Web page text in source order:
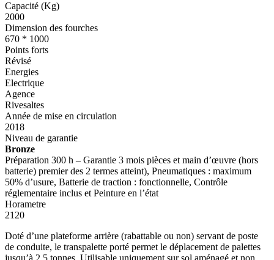
Capacité (Kg)
2000
Dimension des fourches
670 * 1000
Points forts
Révisé
Energies
Electrique
Agence
Rivesaltes
Année de mise en circulation
2018
Niveau de garantie
Bronze
Préparation 300 h – Garantie 3 mois pièces et main d’œuvre (hors
batterie) premier des 2 termes atteint), Pneumatiques : maximum
50% d’usure, Batterie de traction : fonctionnelle, Contrôle
réglementaire inclus et Peinture en l’état
Horametre
2120
Doté d’une plateforme arrière (rabattable ou non) servant de poste
de conduite, le transpalette porté permet le déplacement de palettes